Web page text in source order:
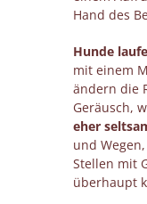
Hand des
Hunde
mit einem
ändern die
Geräusch,
eher
und
Stellen mit
überhaupt